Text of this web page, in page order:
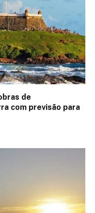
de
com previsão para